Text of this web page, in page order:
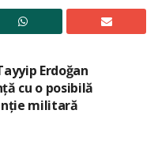
Erdoğan
cu o posibilă
militară